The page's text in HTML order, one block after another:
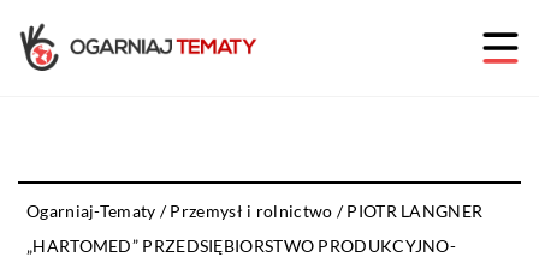
Ogarniaj-Tematy /Przemysł i rolnictwo /PIOTR LANGNER
„HARTOMED” PRZEDSIĘBIORSTWO PRODUKCYJNO-